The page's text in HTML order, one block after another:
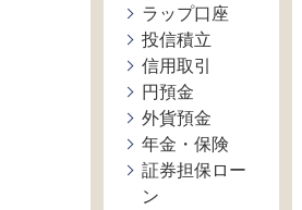
ラップ口座
投信積立
信用取引
円預金
外貨預金
年金・保険
証券担保ロー
ン